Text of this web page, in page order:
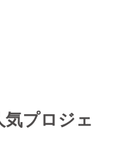
プロジェ